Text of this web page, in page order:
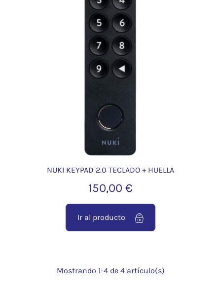
NUKI KEYPAD 2.0 TECLADO + HUELLA
150,00 €
Ir al producto
Mostrando 1-4 de 4 artículo(s)